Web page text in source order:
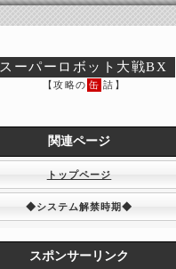
スーパーロボット大戦BX
【攻略の 缶 詰】
関連ページ
トップページ
◆システム解禁時期◆
スポンサーリンク